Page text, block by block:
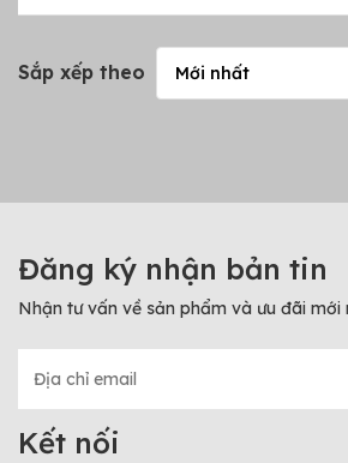
Sắp xếp theo
Đăng ký nhận bản tin
Nhận tư vấn về sản phẩm và ưu đãi mới
Kết nối